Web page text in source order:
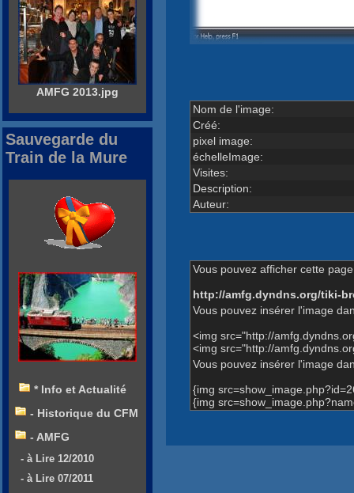
Nom de l'image:
Créé:
pixel image:
échelleImage:
Visites:
Description:
Auteur:
Vous pouvez afficher cette
http://amfg.dyndns.org/tiki-
Vous pouvez insérer l'image
<img src="http://
<img src="http://
Vous pouvez insérer l'image
{img
{img
AMFG 2013.jpg
Sauvegarde du
Train de la Mure
* Info et Actualité
- Historique du CFM
- AMFG
- à Lire 12/2010
- à Lire 07/2011